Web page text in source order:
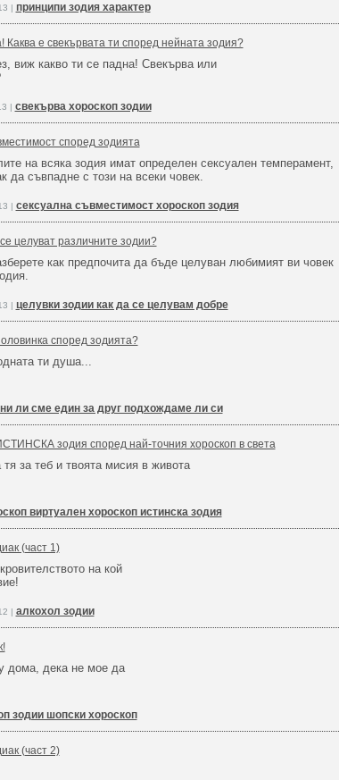
| принципи зодия характер
Каква е свекървата ти според нейната зодия?
виж какво ти се падна! Свекърва или
| свекърва хороскоп зодии
според зодията
на всяка зодия имат определен сексуален темперамент,
да съвпадне с този на всеки човек.
| сексуална съвместимост хороскоп зодия
целуват различните зодии?
как предпочита да бъде целуван любимият ви човек
| целувки зодии как да се целувам добре
според зодията?
ти душа...
ли сме един за друг подхождаме ли си
зодия според най-точния хороскоп в света
тя за теб и твоята мисия в живота
виртуален хороскоп истинска зодия
(част 1)
на кой
| алкохол зодии
дома, дека не мое да
зодии шопски хороскоп
(част 2)